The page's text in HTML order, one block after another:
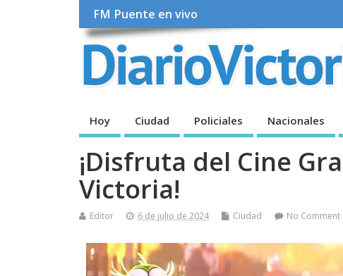
FM Puente en vivo
Hoy Ciudad Policiales Nacionales
¡Disfruta del Cine
Victoria!
Editor 6 de julio de 2024 Ciudad No Comment